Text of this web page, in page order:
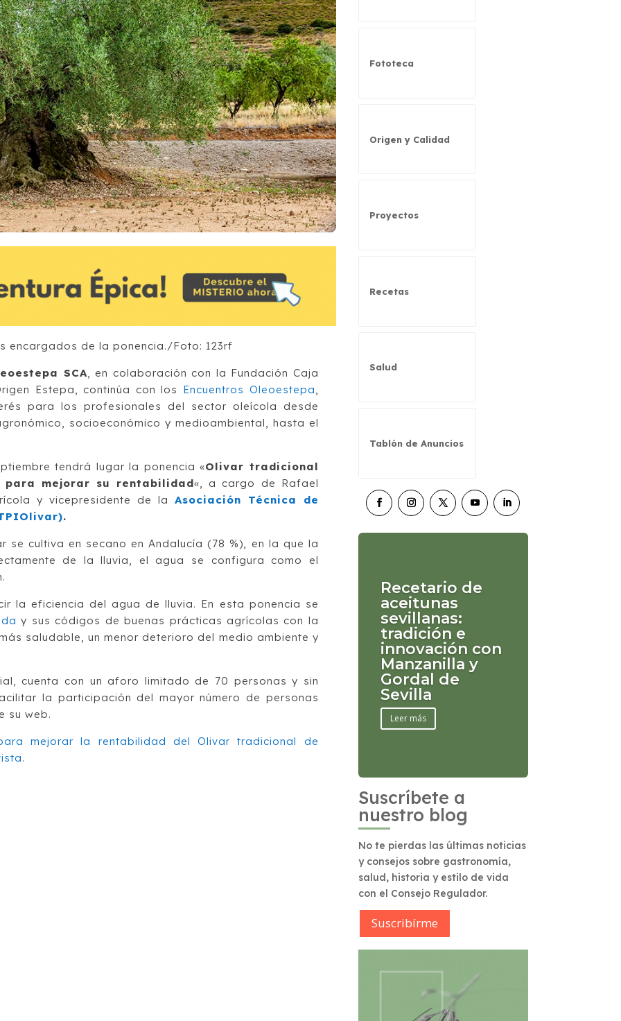
encargados de la ponencia./Foto: 123rf
SCA , en colaboración con la Fundación Caja
Estepa, continúa con los Encuentros Oleoestepa
para los profesionales del sector oleícola desde
socioeconómico y medioambiental, hasta el
tendrá lugar la ponencia «Olivar tradicional
para mejorar su rentabilidad«, a cargo de Rafael
y vicepresidente de la Asociación Técnica de
.
cultiva en secano en Andalucía (78 %), en la que la
de la lluvia, el agua se configura como el
la eficiencia del agua de lluvia. En esta ponencia se
y sus códigos de buenas prácticas agrícolas con la
saludable, un menor deterioro del medio ambiente y
cuenta con un aforo limitado de 70 personas y sin
la participación del mayor número de personas
su web.
mejorar la rentabilidad del Olivar tradicional de
.
Fototeca
Origen y Calidad
Proyectos
Recetas
Salud
Tablón de Anuncios
Recetario de
aceitunas
sevillanas:
tradición e
innovación con
Manzanilla y
Gordal de
Sevilla
Leer más
Suscríbete a
nuestro blog
No te pierdas las últimas noticias
y consejos sobre gastronomía,
salud, historia y estilo de vida
con el Consejo Regulador.
Suscribírme